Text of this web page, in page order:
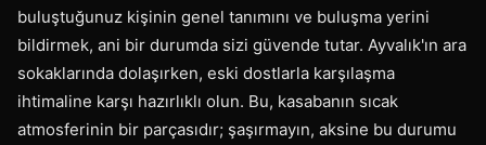
buluştuğunuz kişinin genel tanımını ve buluşma yerini
bildirmek, ani bir durumda sizi güvende tutar. Ayvalık'ın ara
sokaklarında dolaşırken, eski dostlarla karşılaşma
ihtimaline karşı hazırlıklı olun. Bu, kasabanın sıcak
atmosferinin bir parçasıdır; şaşırmayın, aksine bu durumu